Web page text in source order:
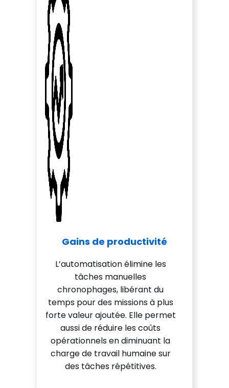
Gains de productivité
L’automatisation élimine les
tâches manuelles
chronophages, libérant du
temps pour des missions à plus
forte valeur ajoutée. Elle permet
aussi de réduire les coûts
opérationnels en diminuant la
charge de travail humaine sur
des tâches répétitives.